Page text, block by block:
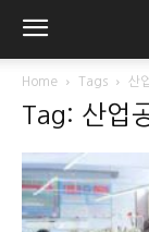
Home Tags 산
Tag: 산업